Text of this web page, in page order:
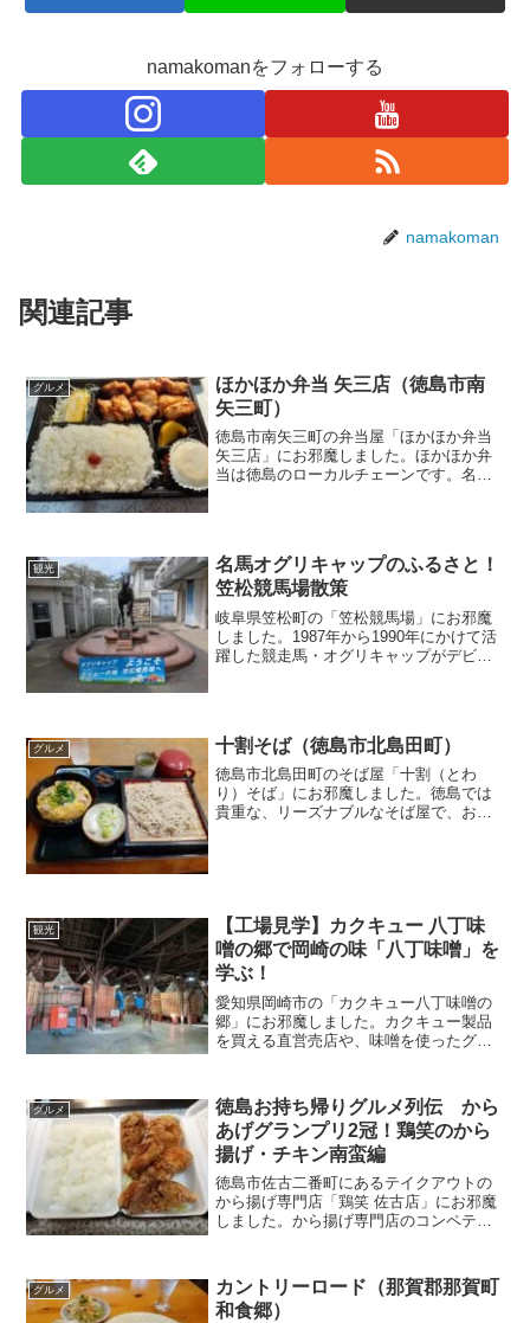
namakomanをフォローする
namakoman
関連記事
グルメ
ほかほか弁当 矢三店（徳島市南
矢三町）
徳島市南矢三町の弁当屋「ほかほか弁当
矢三店」にお邪魔しました。ほかほか弁
当は徳島のローカルチェーンです。名物
大です！
観光
名馬オグリキャップのふるさと！
笠松競馬場散策
岐阜県笠松町の「笠松競馬場」にお邪魔
しました。1987年から1990年にかけて活
躍した競走馬・オグリキャップがデビュ
グルメ 十割そば（徳島市北島田町）
徳島市北島田町のそば屋「十割（とわ
り）そば」にお邪魔しました。徳島では
貴重な、リーズナブルなそば屋で、お得
観光
【工場見学】カクキュー 八丁味
噌の郷で岡崎の味「八丁味噌」を
学ぶ！
愛知県岡崎市の「カクキュー八丁味噌の
郷」にお邪魔しました。カクキュー製品
を買える直営売店や、味噌を使ったグル
りの現場や味噌蔵を見ながら、八丁味噌
の歴史を学べます。
グルメ
徳島お持ち帰りグルメ列伝 から
あげグランプリ2冠！鶏笑のから
揚げ・チキン南蛮編
徳島市佐古二番町にあるテイクアウトの
から揚げ専門店「鶏笑 佐古店」にお邪魔
しました。から揚げ専門店のコンペティ
ィの高いから揚げやチキン南蛮を楽しめ
ます！
グルメ
カントリーロード（那賀郡那賀町
和食郷）